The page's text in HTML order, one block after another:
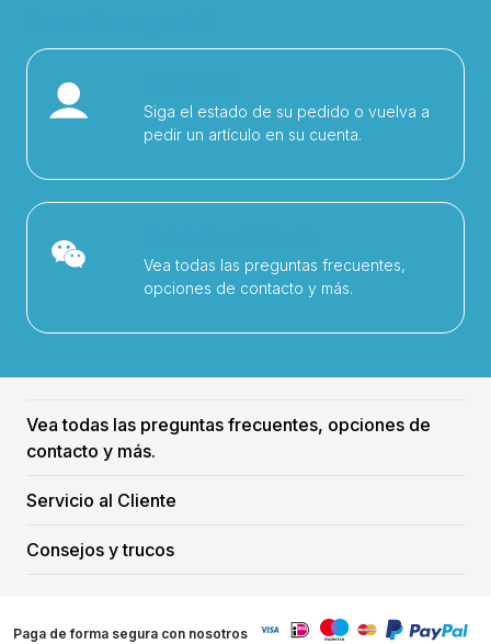
Siga el estado de su pedido o vuelva a
pedir un artículo en su cuenta.
Vea todas las preguntas frecuentes,
opciones de contacto y más.
Vea todas las preguntas frecuentes, opciones de
contacto y más.
Servicio al Cliente
Consejos y trucos
Paga de forma segura con nosotros